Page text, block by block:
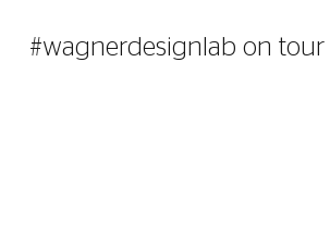
#wagnerdesignlab on tour